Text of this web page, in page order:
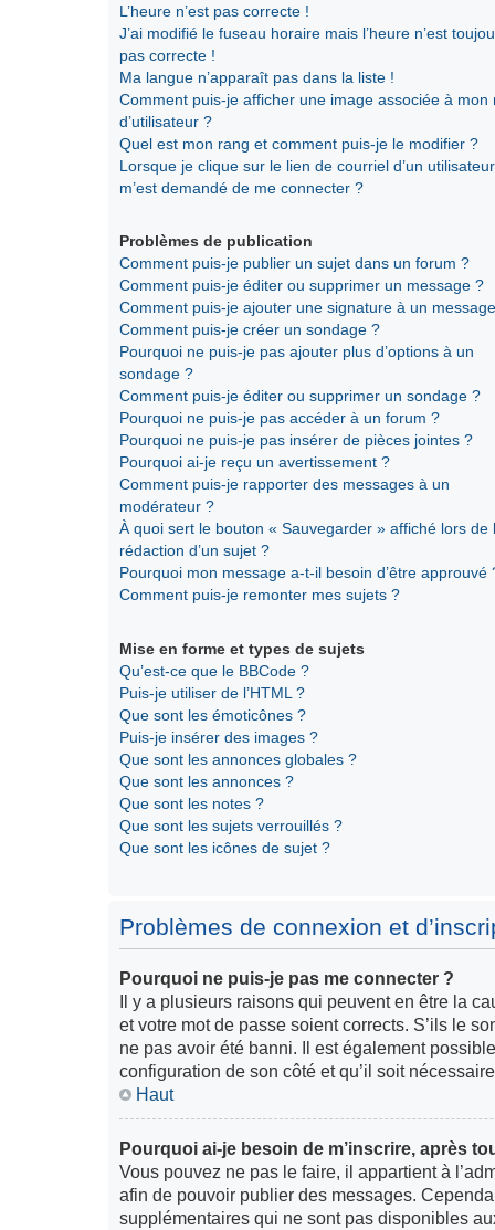
L’heure n’est pas correcte !
J’ai modifié le fuseau horaire mais l’heure n’est
pas correcte !
Ma langue n’apparaît pas dans la liste !
Comment puis-je afficher une image associée à mon
d’utilisateur ?
Quel est mon rang et comment puis-je le modifier ?
Lorsque je clique sur le lien de courriel d’un
m’est demandé de me connecter ?
Problèmes de publication
Comment puis-je publier un sujet dans un forum ?
Comment puis-je éditer ou supprimer un message ?
Comment puis-je ajouter une signature à un
Comment puis-je créer un sondage ?
Pourquoi ne puis-je pas ajouter plus d’options à un
sondage ?
Comment puis-je éditer ou supprimer un sondage ?
Pourquoi ne puis-je pas accéder à un forum ?
Pourquoi ne puis-je pas insérer de pièces jointes ?
Pourquoi ai-je reçu un avertissement ?
Comment puis-je rapporter des messages à un
modérateur ?
À quoi sert le bouton « Sauvegarder » affiché lors de
rédaction d’un sujet ?
Pourquoi mon message a-t-il besoin d’être approuvé
Comment puis-je remonter mes sujets ?
Mise en forme et types de sujets
Qu’est-ce que le BBCode ?
Puis-je utiliser de l’HTML ?
Que sont les émoticônes ?
Puis-je insérer des images ?
Que sont les annonces globales ?
Que sont les annonces ?
Que sont les notes ?
Que sont les sujets verrouillés ?
Que sont les icônes de sujet ?
Problèmes de connexion et
Pourquoi ne puis-je pas me connecter ?
Il y a plusieurs raisons qui peuvent en être la
et votre mot de passe soient corrects. S’ils le
ne pas avoir été banni. Il est également
configuration de son côté et qu’il soit
Haut
Pourquoi ai-je besoin de m’inscrire, après
Vous pouvez ne pas le faire, il appartient à
afin de pouvoir publier des messages.
supplémentaires qui ne sont pas disponibles